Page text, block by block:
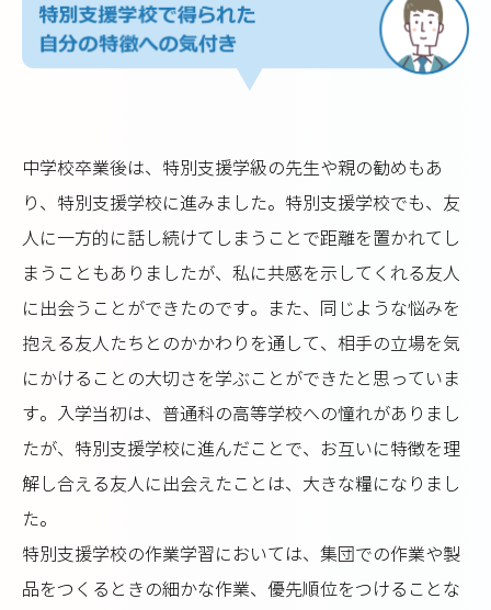
中学校卒業後は、特別支援学級の先生や親の勧めもあ
り、特別支援学校に進みました。特別支援学校でも、友
人に一方的に話し続けてしまうことで距離を置かれてし
まうこともありましたが、私に共感を示してくれる友人
に出会うことができたのです。また、同じような悩みを
抱える友人たちとのかかわりを通して、相手の立場を気
にかけることの大切さを学ぶことができたと思っていま
す。入学当初は、普通科の高等学校への憧れがありまし
たが、特別支援学校に進んだことで、お互いに特徴を理
解し合える友人に出会えたことは、大きな糧になりまし
た。
特別支援学校の作業学習においては、集団での作業や製
品をつくるときの細かな作業、優先順位をつけることな